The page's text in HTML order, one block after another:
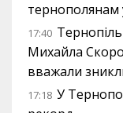
тернополянам
17:40
Михайла
вважали
17:18 У